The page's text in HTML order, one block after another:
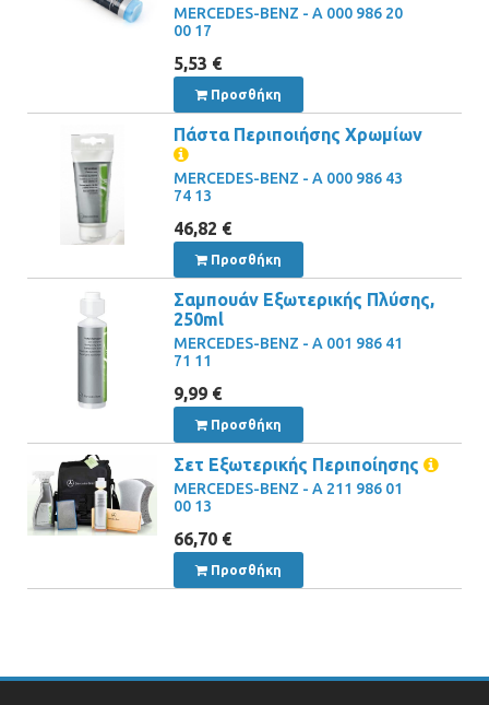
MERCEDES-BENZ - A 000 986 20
00 17
5,53 €
Προσθήκη
Πάστα Περιποιήσης Χρωμίων
MERCEDES-BENZ - A 000 986 43
74 13
46,82 €
Προσθήκη
Σαμπουάν Εξωτερικής Πλύσης,
250ml
MERCEDES-BENZ - A 001 986 41
71 11
9,99 €
Προσθήκη
Σετ Εξωτερικής Περιποίησης
MERCEDES-BENZ - A 211 986 01
00 13
66,70 €
Προσθήκη